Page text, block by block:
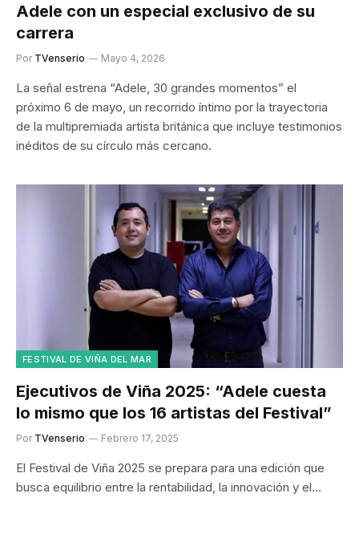
Adele con un especial exclusivo de su
carrera
Por TVenserio Mayo 4, 2026
La señal estrena “Adele, 30 grandes momentos” el
próximo 6 de mayo, un recorrido íntimo por la trayectoria
de la multipremiada artista británica que incluye testimonios
inéditos de su círculo más cercano.
FESTIVAL DE VIÑA DEL MAR
Ejecutivos de Viña 2025: “Adele cuesta
lo mismo que los 16 artistas del Festival”
Por TVenserio Febrero 17, 2025
El Festival de Viña 2025 se prepara para una edición que
busca equilibrio entre la rentabilidad, la innovación y el…